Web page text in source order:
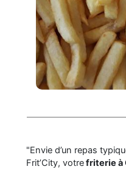
"Envie d’un repas
Frit’City, votrefriterie à